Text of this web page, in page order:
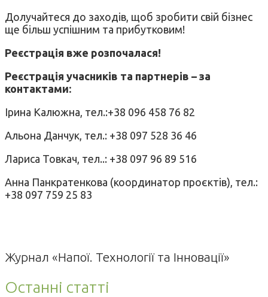
Долучайтеся до заходів, щоб зробити свій бізнес
ще більш успішним та прибутковим!
Реєстрація вже розпочалася!
Реєстрація учасників та партнерів – за
контактами:
Ірина Калюжна, тел.:+38 096 458 76 82
Альона Данчук, тел.: +38 097 528 36 46
Лариса Товкач, тел..: +38 097 96 89 516
Анна Панкратенкова (координатор проєктів), тел.:
+38 097 759 25 83
Журнал «Напої. Технології та Інновації»
Останні статті